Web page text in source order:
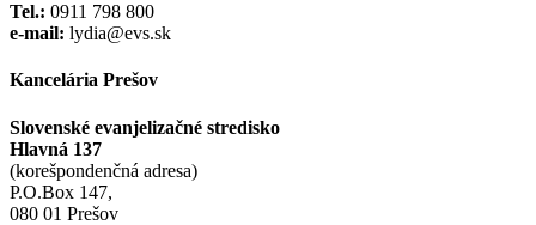
Tel.: 0911 798 800
e-mail: lydia@evs.sk
Kancelária Prešov
Slovenské evanjelizačné stredisko
Hlavná 137
(korešpondenčná adresa)
P.O.Box 147,
080 01 Prešov